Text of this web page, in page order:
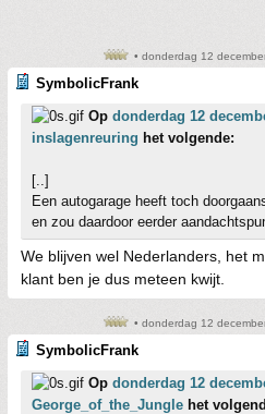
• donderdag 12
SymbolicFrank
Op donderdag 12
inslagenreuring het volgende:
[..]
Een autogarage heeft toch
en zou daardoor eerder
We blijven wel Nederlanders, het
klant ben je dus meteen kwijt.
• donderdag 12
SymbolicFrank
Op donderdag 12
George_of_the_Jungle het